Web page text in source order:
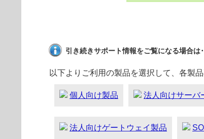
引き続きサポート情報をご覧になる場合は･
以下よりご利用の製品を選択して、各製
個人向け製品 法人向けサーバ
法人向けゲートウェイ製品